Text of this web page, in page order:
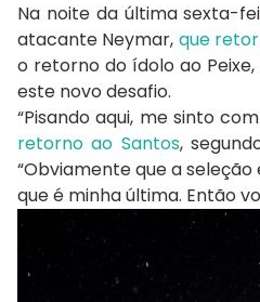
Na noite da última sexta-
atacante Neymar, que
o retorno do ídolo ao
este novo desafio.
“Pisando aqui, me sinto
retorno ao Santos,
“Obviamente que a
que é minha última. Então